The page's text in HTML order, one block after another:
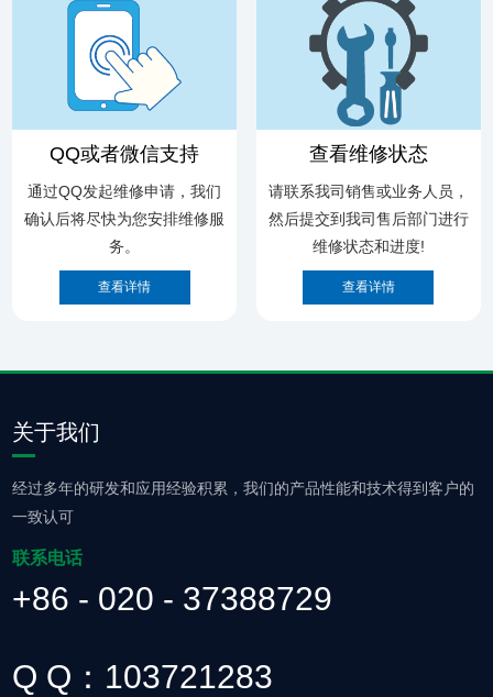
QQ或者微信支持
通过QQ发起维修申请，我们
确认后将尽快为您安排维修服
务。
查看维修状态
请联系我司销售或业务人员，
然后提交到我司售后部门进行
维修状态和进度!
关于我们
经过多年的研发和应用经验积累，我们的产品性能和技术得到客户的
一致认可
联系电话
+86 - 020 - 37388729
Q Q：103721283